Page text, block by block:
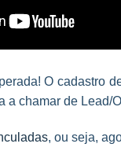
O cadastro
a chamar de
, ou seja,